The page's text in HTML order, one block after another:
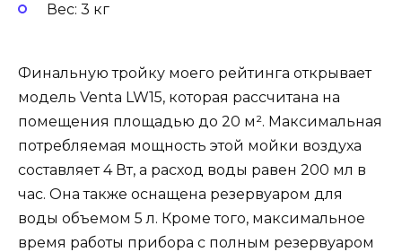
Вес: 3 кг
Финальную тройку моего рейтинга открывает
модель Venta LW15, которая рассчитана на
помещения площадью до 20 м². Максимальная
потребляемая мощность этой мойки воздуха
составляет 4 Вт, а расход воды равен 200 мл в
час. Она также оснащена резервуаром для
воды объемом 5 л. Кроме того, максимальное
время работы прибора с полным резервуаром